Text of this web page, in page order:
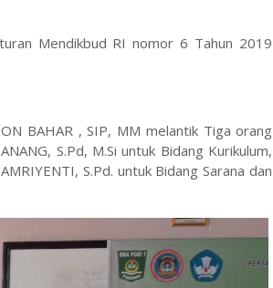
Mendikbud RI nomor 6 Tahun 2019
BAHAR , SIP, MM melantik Tiga orang
S.Pd, M.Si untuk Bidang Kurikulum,
S.Pd. untuk Bidang Sarana dan